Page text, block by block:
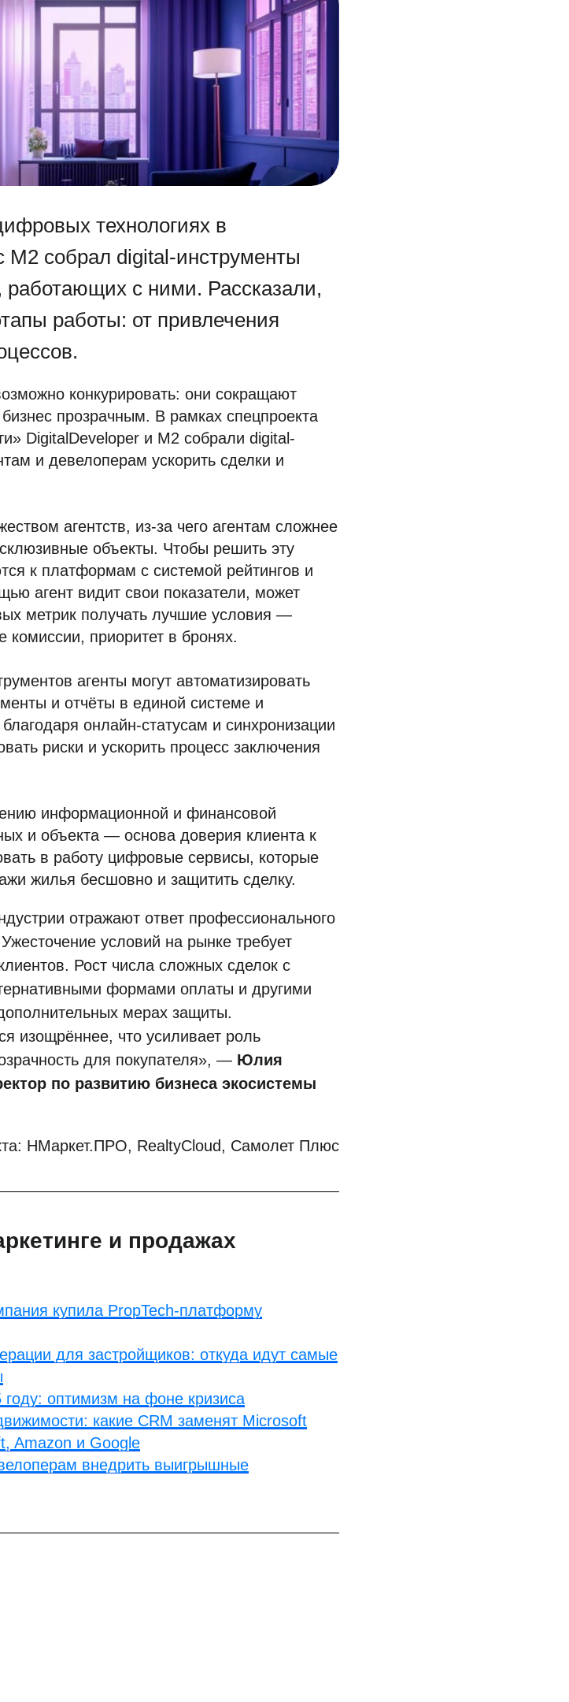
технологиях в
М2 собрал digital-инструменты
работающих с ними. Рассказали,
работы: от привлечения
конкурировать: они сокращают
прозрачным. В рамках спецпроекта
DigitalDeveloper и М2 собрали digital-
и девелоперам ускорить сделки и
агентств, из-за чего агентам сложнее
объекты. Чтобы решить эту
к платформам с системой рейтингов и
агент видит свои показатели, может
метрик получать лучшие условия —
приоритет в бронях.
агенты могут автоматизировать
и отчёты в единой системе и
онлайн-статусам и синхронизации
риски и ускорить процесс заключения
информационной и финансовой
и объекта — основа доверия клиента к
в работу цифровые сервисы, которые
жилья бесшовно и защитить сделку.
отражают ответ профессионального
условий на рынке требует
Рост числа сложных сделок с
формами оплаты и другими
мерах защиты.
изощрённее, что усиливает роль
для покупателя», — Юлия
по развитию бизнеса экосистемы
НМаркет.ПРО, RealtyCloud, Самолет Плюс
и продажах
купила PropTech-платформу
для застройщиков: откуда идут самые
оптимизм на фоне кризиса
какие CRM заменят Microsoft
Amazon и Google
внедрить выигрышные